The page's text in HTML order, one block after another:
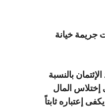
جريمة خيانة
بالنسبة
المال
إعتباره ثابتاً